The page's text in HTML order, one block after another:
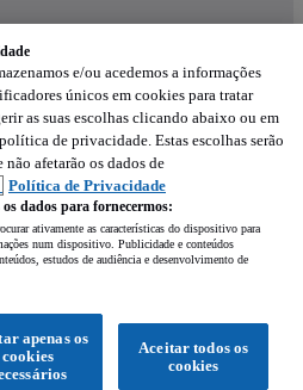
a aplicação
e/ou acedemos a informações
únicos em cookies para tratar
as suas escolhas clicando abaixo ou em
de privacidade. Estas escolhas serão
não afetarão os dados de
Política de Privacidade
dados para fornecermos:
ativamente as características do dispositivo para
num dispositivo. Publicidade e conteúdos
estudos de audiência e desenvolvimento de
Aceitar todos os
cookies
apenas os
cookies